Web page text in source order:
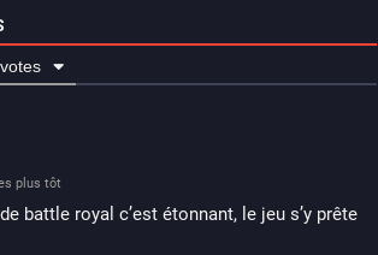
plus tôt
battle royal c’est étonnant, le jeu s’y prête